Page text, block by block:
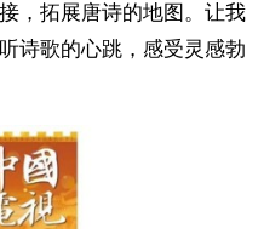
，拓展唐诗的地图。让我
诗歌的心跳，感受灵感勃